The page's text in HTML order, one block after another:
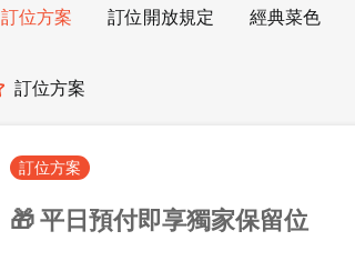
訂位方案 訂位開放規定 經典菜色
訂位方案
訂位方案
🎁 平日預付即享獨家保留位